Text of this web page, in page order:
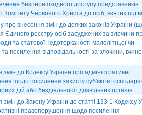
безперешкодного доступу представників
Комітету Червоного Хреста до осіб, взятих під
про внесення змін до деяких законів України
Єдиного реєстру осіб засуджених за злочини
та статевої недоторканості малолітньої чи
та посилення відповідальності за злочини,
до Кодексу України про адміністративні
щодо посилення захисту суб'єктів
дій або бездіяльності дозвільних органів
до Закону України до статті 133-1 Кодексу
правопорушення щодо посилення